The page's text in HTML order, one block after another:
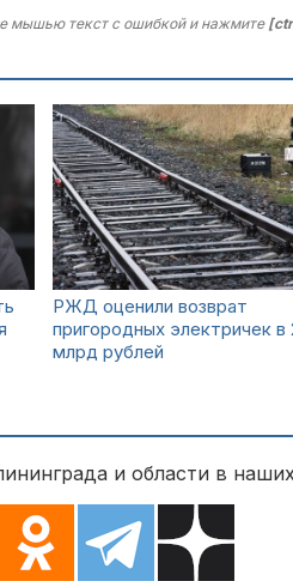
мышью текст с ошибкой и нажмите
РЖД оценили возврат
пригородных электричек в
млрд рублей
и области в